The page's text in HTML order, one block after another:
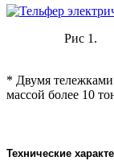
Рис
Рис
* Двумя
массой более 10
Технические